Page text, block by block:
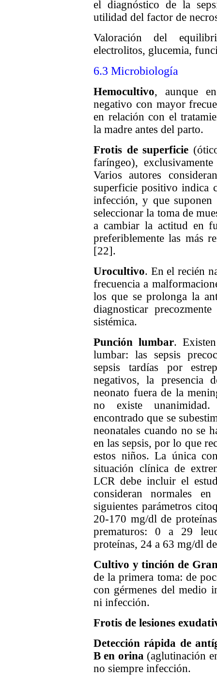
el diagnóstico de la
utilidad del factor de
Valoración del
electrolitos, glucemia,
6.3 Microbiología
Hemocultivo, aunque
negativo con mayor
en relación con el
la madre antes del parto.
Frotis de superficie
faríngeo),
Varios autores
superficie positivo indica
infección, y que suponen
seleccionar la toma de
a cambiar la actitud en
preferiblemente las más
[22].
Urocultivo. En el recién
frecuencia a
los que se prolonga la
diagnosticar
sistémica.
Punción lumbar.
lumbar: las sepsis
sepsis tardías por
negativos, la presencia
neonato fuera de la
no existe
encontrado que se
neonatales cuando no se
en las sepsis, por lo que
estos niños. La única
situación clínica de
LCR debe incluir el
consideran normales
siguientes parámetros
20-170 mg/dl de
prematuros: 0 a 29
proteínas, 24 a 63 mg/dl
Cultivo y tinción de
de la primera toma: de
con gérmenes del medio
ni infección.
Frotis de lesiones
Detección rápida de
B en orina(aglutinación
no siempre infección.